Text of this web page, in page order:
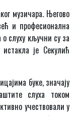
музичара. Његово
и професионална
слуху кључни су за
истакла је Секулић
буке, значају
слуха током
учествовали у